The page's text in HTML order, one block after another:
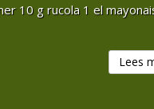
10 g rucola 1 el
Lees